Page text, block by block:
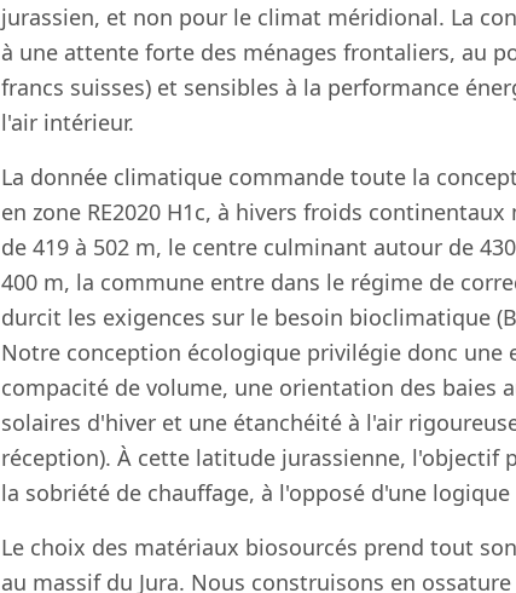
jurassien, et non pour le climat méridional. La
à une attente forte des ménages frontaliers, au
francs suisses) et sensibles à la performance
l'air intérieur.
La donnée climatique commande toute la
en zone RE2020 H1c, à hivers froids
de 419 à 502 m, le centre culminant autour de
400 m, la commune entre dans le régime de
durcit les exigences sur le besoin bioclimatique
Notre conception écologique privilégie donc une
compacité de volume, une orientation des baies
solaires d'hiver et une étanchéité à l'air
réception). À cette latitude jurassienne, l'objectif
la sobriété de chauffage, à l'opposé d'une
Le choix des matériaux biosourcés prend tout
au massif du Jura. Nous construisons en